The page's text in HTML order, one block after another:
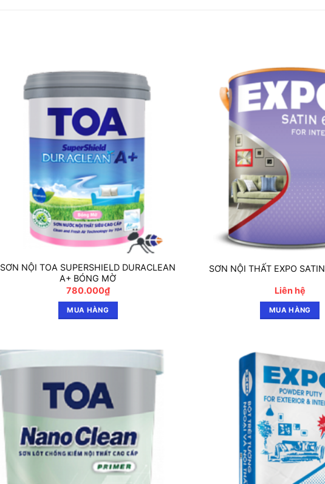
SƠN NỘI TOA SUPERSHIELD DURACLEAN
A+ BÓNG MỜ
780.000₫
MUA HÀNG
SƠN NỘI THẤT EXPO
Liên hệ
MUA HÀNG